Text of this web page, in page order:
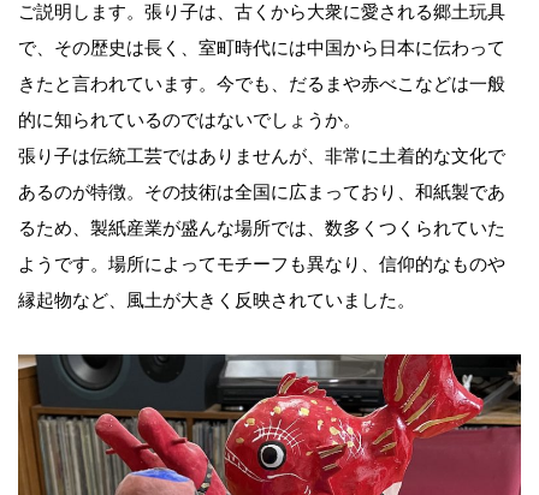
ご説明します。張り子は、古くから大衆に愛される郷土玩具
で、その歴史は長く、室町時代には中国から日本に伝わって
きたと言われています。今でも、だるまや赤べこなどは一般
的に知られているのではないでしょうか。
張り子は伝統工芸ではありませんが、非常に土着的な文化で
あるのが特徴。その技術は全国に広まっており、和紙製であ
るため、製紙産業が盛んな場所では、数多くつくられていた
ようです。場所によってモチーフも異なり、信仰的なものや
縁起物など、風土が大きく反映されていました。